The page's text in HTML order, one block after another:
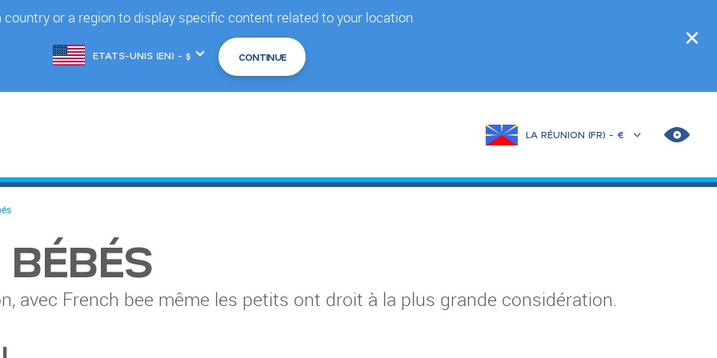
country or a region to display specific content related to your location
de
✕
de
LES
avec French bee même les petits ont droit à la plus grande considération.